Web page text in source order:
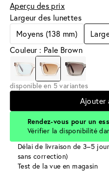
Aperçu des prix
Largeur des lunettes
Moyens (138 mm)
Couleur : Pale Brown
disponible en 5 variantes
Ajouter
Rendez-vous pour un
Vérifier la disponibilité
Délai de livraison de 3–5
sans correction)
Test de la vue en magasin